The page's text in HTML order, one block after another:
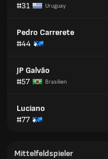
#31
Uruguay
Pedro Carrerete
#44
JP Galvão
#57
Brasilien
Luciano
#77
Mittelfeldspieler